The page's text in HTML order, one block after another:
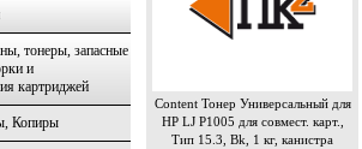
тонеры, запасные
и
картриджей
Копиры
Content Тонер Универсальный для
HP LJ P1005 для совмест. карт.,
Тип 15.3, Bk, 1 кг, канистра